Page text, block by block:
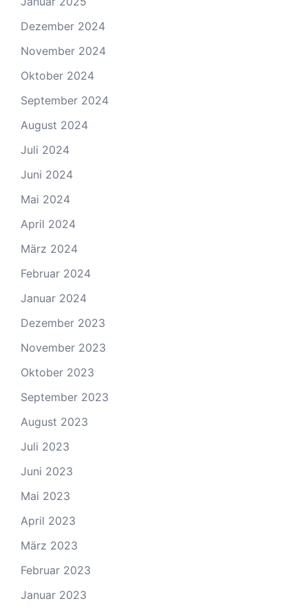
Dezember 2024
November 2024
Oktober 2024
September 2024
August 2024
Juli 2024
Juni 2024
Mai 2024
April 2024
März 2024
Februar 2024
Januar 2024
Dezember 2023
November 2023
Oktober 2023
September 2023
August 2023
Juli 2023
Juni 2023
Mai 2023
April 2023
März 2023
Februar 2023
Januar 2023